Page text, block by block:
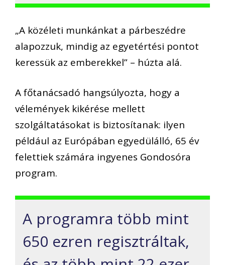
„A közéleti munkánkat a párbeszédre
alapozzuk, mindig az egyetértési pontot
keressük az emberekkel” – húzta alá.
A főtanácsadó hangsúlyozta, hogy a
vélemények kikérése mellett
szolgáltatásokat is biztosítanak: ilyen
például az Európában egyedülálló, 65 év
felettiek számára ingyenes Gondosóra
program.
A programra több mint
650 ezren regisztráltak,